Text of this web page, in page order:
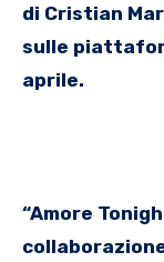
di Cristian
sulle
aprile.
“Amore